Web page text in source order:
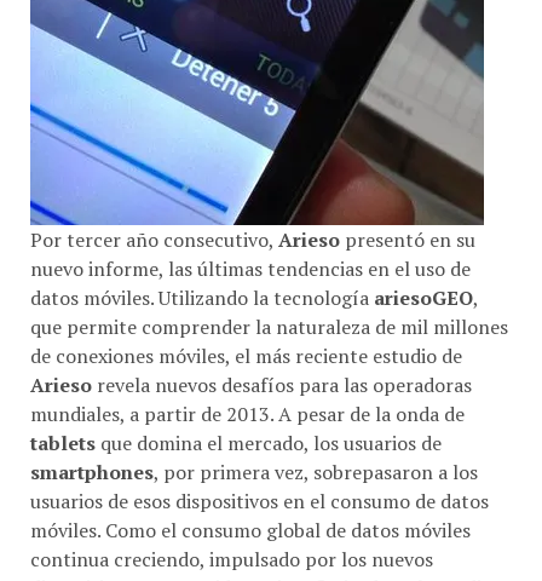
Por tercer año consecutivo, Arieso presentó en su
nuevo informe, las últimas tendencias en el uso de
datos móviles. Utilizando la tecnología ariesoGEO,
que permite comprender la naturaleza de mil millones
de conexiones móviles, el más reciente estudio de
Arieso revela nuevos desafíos para las operadoras
mundiales, a partir de 2013. A pesar de la onda de
tablets que domina el mercado, los usuarios de
smartphones, por primera vez, sobrepasaron a los
usuarios de esos dispositivos en el consumo de datos
móviles. Como el consumo global de datos móviles
continua creciendo, impulsado por los nuevos